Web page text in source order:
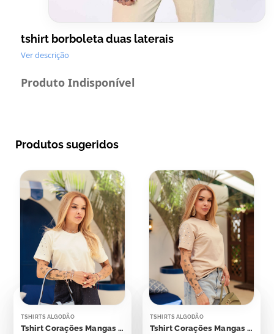
tshirt borboleta duas laterais
Ver descrição
Produto Indisponível
Produtos sugeridos
TSHIRTS ALGODÃO
Tshirt Corações Mangas Aplicação
TSHIRTS ALGODÃO
Tshirt Corações Mangas Aplicação